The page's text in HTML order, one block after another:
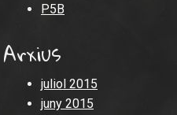
P5B
Arxius
juliol 2015
juny 2015